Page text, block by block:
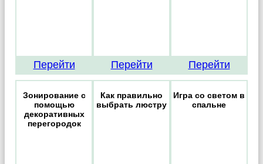
Перейти Перейти Перейти
Зонирование с
помощью
декоративных
перегородок
Как правильно
выбрать люстру
Игра со светом в
спальне